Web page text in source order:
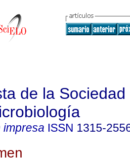
de la
impresa ISSN 1315-